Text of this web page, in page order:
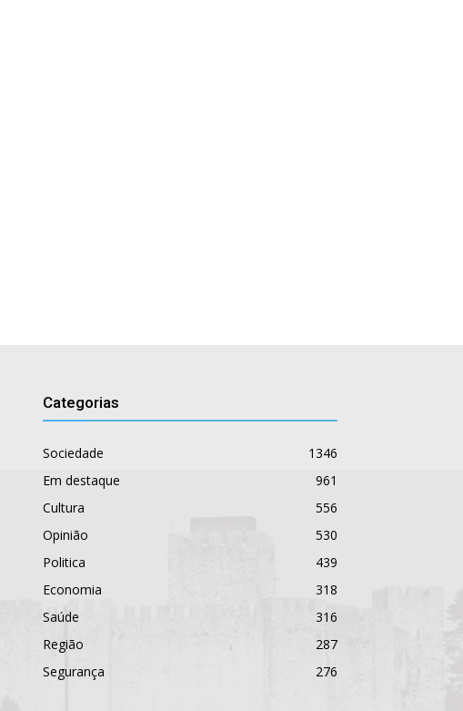
Categorias
Sociedade
1346
Em destaque
961
Cultura
556
Opinião
530
Politica
439
Economia
318
Saúde
316
Região
287
Segurança
276